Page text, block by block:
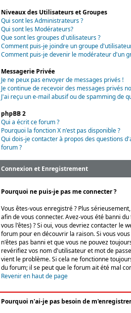
Niveaux des Utilisateurs et Groupes
Qui sont les Administrateurs ?
Qui sont les Modérateurs?
Que sont les groupes d'utilisateurs ?
Comment puis-je joindre un groupe
Comment puis-je devenir le modérateur d'un
Messagerie Privée
Je ne peux pas envoyer de messages privés !
Je continue de recevoir des messages privés
J'ai reçu un e-mail abusif ou de spamming de
phpBB 2
Qui a écrit ce forum ?
Pourquoi la fonction X n'est pas disponible ?
Qui dois-je contacter à propos des questions
forum ?
Connexion et Enregistrement
Pourquoi ne puis-je pas me connecter ?
Vous êtes-vous enregistré ? Plus
afin de vous connecter. Avez-vous été banni
vous l'êtes) ? Si oui, vous devriez contacter le
forum pour en découvrir la raison. Si vous
n'êtes pas banni et que vous ne pouvez
revérifiez vos nom d'utilisateur et mot de
vient le problème. Si cela ne fonctionne
du forum; il se peut que le forum ait été mal
Revenir en haut de page
Pourquoi n'ai-je pas besoin de